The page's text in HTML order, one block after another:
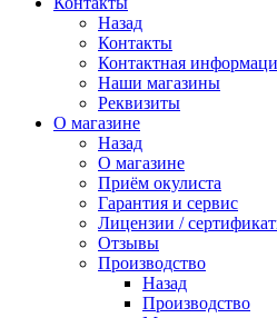
Назад
Контакты
Контактная
Наши магазины
Реквизиты
О магазине
Назад
О магазине
Приём окулиста
Гарантия и сервис
Лицензии /
Отзывы
Производство
Назад
Производство